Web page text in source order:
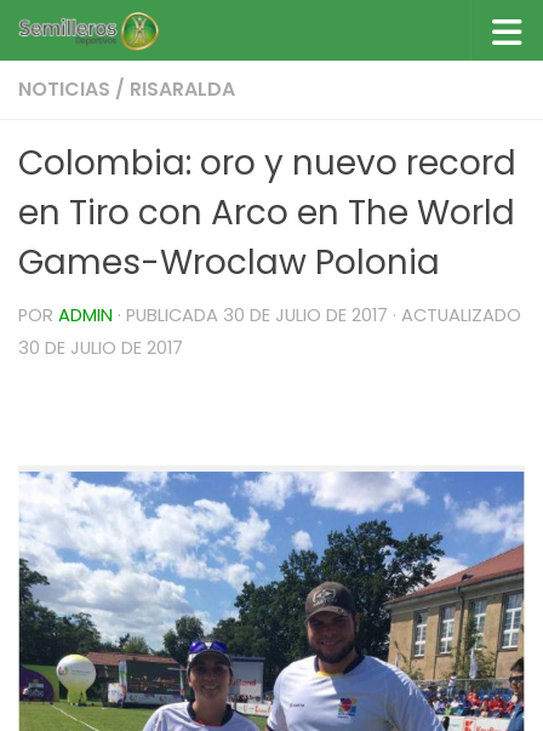
Saltar al contenido
NOTICIAS / RISARALDA
Colombia: oro y nuevo record
en Tiro con Arco en The World
Games-Wroclaw Polonia
POR ADMIN · PUBLICADA 30 DE JULIO DE 2017 · ACTUALIZADO
30 DE JULIO DE 2017